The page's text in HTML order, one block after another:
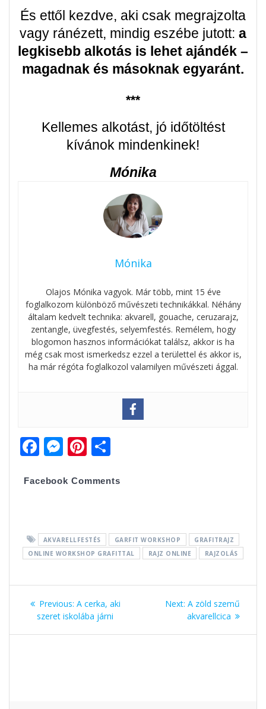
És ettől kezdve, aki csak megrajzolta
vagy ránézett, mindig eszébe jutott: a
legkisebb alkotás is lehet ajándék –
magadnak és másoknak egyaránt.
***
Kellemes alkotást, jó időtöltést
kívánok mindenkinek!
Mónika
Mónika
Olajos Mónika vagyok. Már több, mint 15 éve
foglalkozom különböző művészeti technikákkal. Néhány
általam kedvelt technika: akvarell, gouache, ceruzarajz,
zentangle, üvegfestés, selyemfestés. Remélem, hogy
blogomon hasznos információkat találsz, akkor is ha
még csak most ismerkedsz ezzel a területtel és akkor is,
ha már régóta foglalkozol valamilyen művészeti ággal.
F
e
o
k
M
ss
g
er
Pi
er za
g
Facebook Comments
AKVARELLFESTÉS GARFIT WORKSHOP
GRAFITRAJZ
ONLINE WORKSHOP GRAFITTAL
RAJZ ONLINE RAJZOLÁS
Bejegyzés
navigáció
Previous: Previous
post:
A cerka, aki
szeret iskolába járni
Next: Next
post:
A zöld szemű
akvarellcica